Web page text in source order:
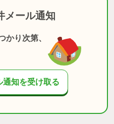
メール通知
かり次第、
通知を受け取る